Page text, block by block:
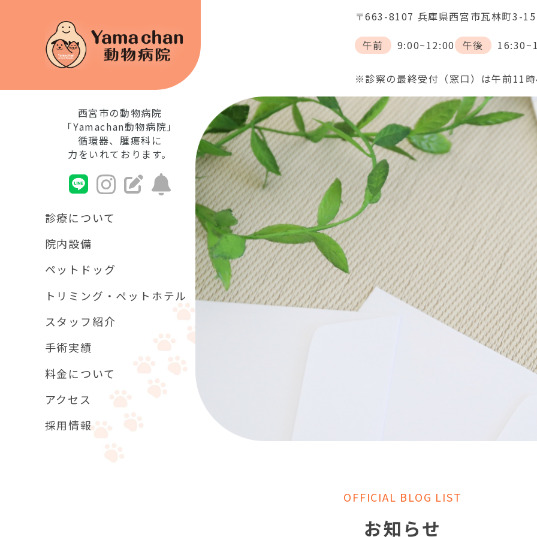
〒663-8107 兵庫県西宮市瓦林町3-
午前
9:00~12:00 午後
※診察の最終受付（窓口）は午前11
西宮市の動物病院
「Yamachan動物病院」
循環器、腫瘍科に
力をいれております。
診療について
院内設備
ペットドッグ
トリミング・ペットホテル
スタッフ紹介
手術実績
料金について
アクセス
採用情報
OFFICIAL BLOG LIST
お知らせ